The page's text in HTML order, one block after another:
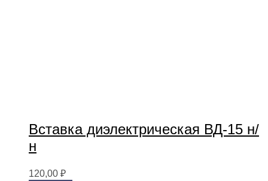
Вставка диэлектрическая ВД-15 н/
н
120,00 ₽